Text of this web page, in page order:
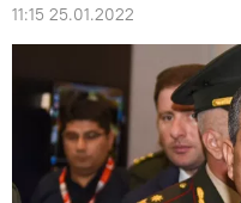
11:15 25.01.2022